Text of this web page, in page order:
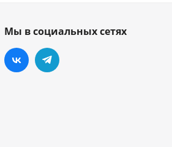
Мы в социальных сетях